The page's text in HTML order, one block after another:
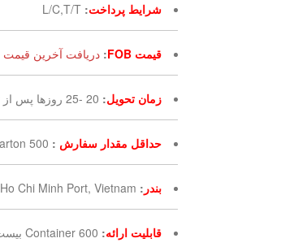
شرایط پرداخت:
L/C,T/T
قیمت FOB : دریافت آخرین قیمت
زمان تحویل: 20 -25 روزها پس از تأیید سفارش
حداقل مقدار سفارش :
500 Carton
بندر :
Ho Chi Minh Port, Vietnam
قابلیت ارائه: 600 Container بیست-Foot/ماه ها